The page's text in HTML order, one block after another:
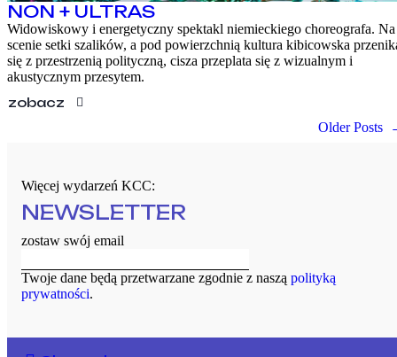
NON + ULTRAS
Widowiskowy i energetyczny spektakl niemieckiego choreografa. Na
scenie setki szalików, a pod powierzchnią kultura kibicowska
się z przestrzenią polityczną, cisza przeplata się z wizualnym i
akustycznym przesytem.
zobacz
Older Posts
Więcej wydarzeń KCC:
NEWSLETTER
zostaw swój email
Twoje dane będą przetwarzane zgodnie z naszą polityką
prywatności.